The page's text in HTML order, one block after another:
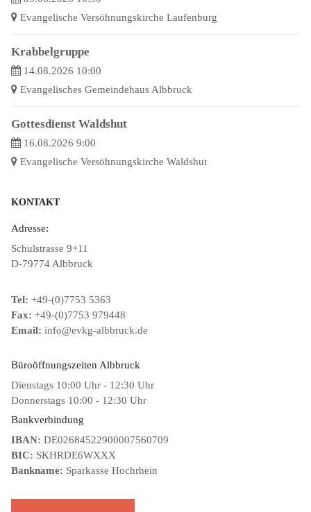
Evangelische Versöhnungskirche Laufenburg
Krabbelgruppe
14.08.2026 10:00
Evangelisches Gemeindehaus Albbruck
Gottesdienst Waldshut
16.08.2026 9:00
Evangelische Versöhnungskirche Waldshut
KONTAKT
Adresse:
Schulstrasse 9+11
D-79774 Albbruck
Tel: +49-(0)7753 5363
Fax: +49-(0)7753 979448
Email: info@evkg-albbruck.de
Büroöffnungszeiten Albbruck
Dienstags 10:00 Uhr - 12:30 Uhr
Donnerstags 10:00 - 12:30 Uhr
Bankverbindung
IBAN: DE02684522900007560709
BIC: SKHRDE6WXXX
Bankname: Sparkasse Hochrhein